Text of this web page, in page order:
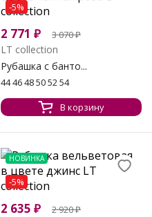
-5%
2 771 ₽ 3 070₽
LT collection
Рубашка с банто...
44 46 48 50 52 54
В корзину
НОВИНКА
-5%
2 635 ₽ 2 920₽